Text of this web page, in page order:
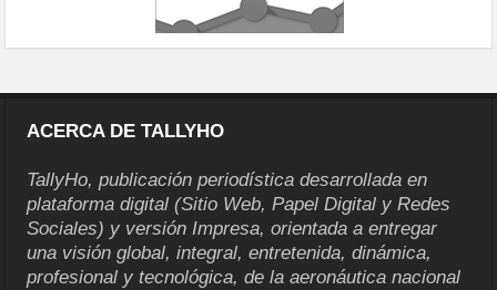
ACERCA DE TALLYHO
TallyHo, publicación periodística desarrollada en
plataforma digital (Sitio Web, Papel Digital y Redes
Sociales) y versión Impresa, orientada a entregar
una visión global, integral, entretenida, dinámica,
profesional y tecnológica, de la aeronáutica nacional